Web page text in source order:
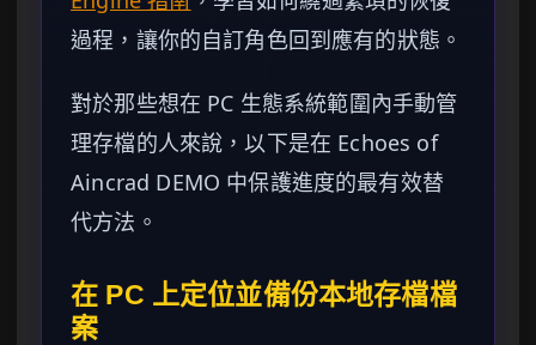
過程，讓你的自訂角色回到應有的狀態。
對於那些想在 PC 生態系統範圍內手動管
理存檔的人來說，以下是在 Echoes of
Aincrad DEMO 中保護進度的最有效替
代方法。
在 PC 上定位並備份本地存檔檔
案